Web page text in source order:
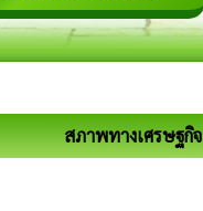
สภาพทางเศรษฐกิจ